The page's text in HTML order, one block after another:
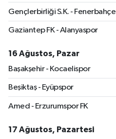
Gençlerbirliği S.K. - Fenerbahçe
Gaziantep FK - Alanyaspor
16 Ağustos, Pazar
Başakşehir - Kocaelispor
Beşiktaş - Eyüpspor
Amed - Erzurumspor FK
17 Ağustos, Pazartesi